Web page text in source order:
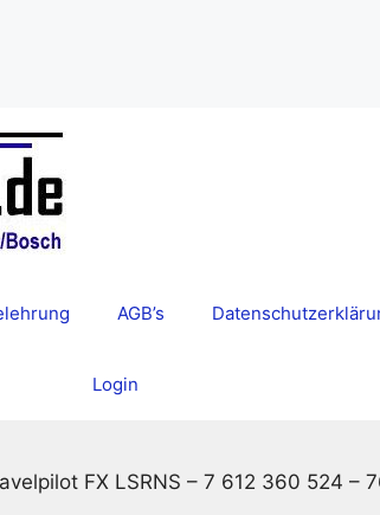
AGB’s
Login
FX LSRNS – 7 612 360 524 –